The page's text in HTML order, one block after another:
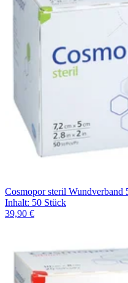
Cosmopor steril Wundverband
Inhalt: 50 Stück
39,90 €